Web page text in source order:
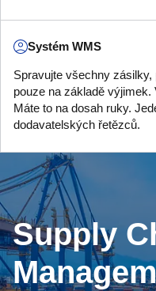
Systém WMS
Spravujte všechny
pouze na základě výjimek.
Máte to na dosah ruky.
dodavatelských řetězců.
Supply